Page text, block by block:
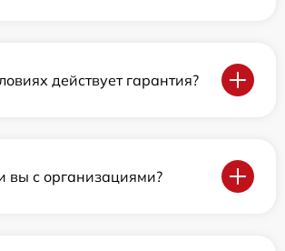
действует гарантия?
вы с организациями?